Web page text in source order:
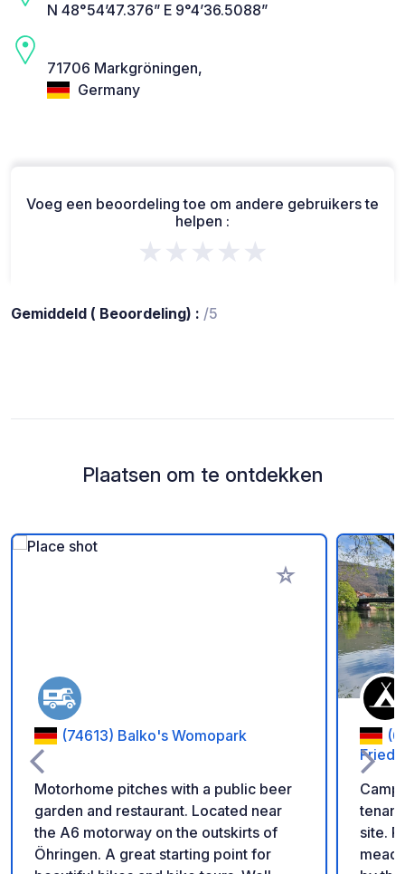
N 48°54’47.376” E 9°4’36.5088”
71706 Markgröningen,
Germany
Voeg een beoordeling toe om andere gebruikers te
helpen :
★★★★★
Gemiddeld ( Beoordeling) : /5
Plaatsen om te ontdekken
Voeg toe aan je
(74613) Balko's Womopark
Motorhome pitches with a public beer
garden and restaurant. Located near
the A6 motorway on the outskirts of
Öhringen. A great starting point for
site. Pitches on well-maintained